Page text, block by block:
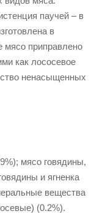
паучей – в
в
мясо приправлено
как лососевое
ненасыщенных
мясо говядины,
и ягненка
вещества
(0.2%).